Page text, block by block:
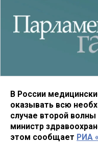
В России
оказывать всю
случае второй волны
министр
этом сообщает РИА